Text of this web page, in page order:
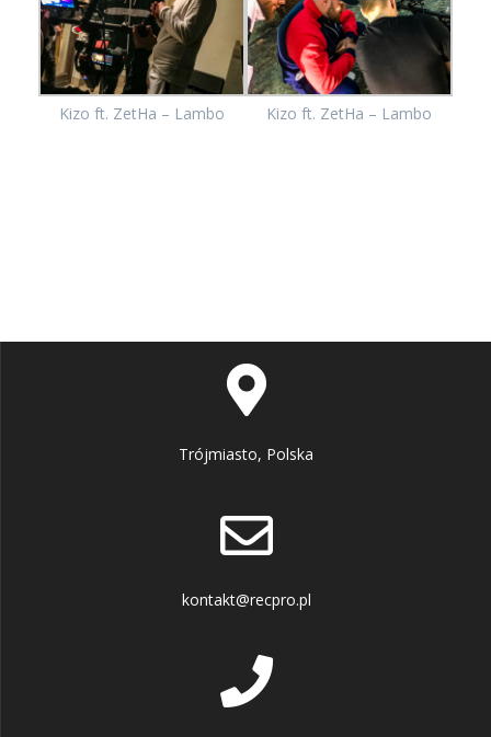
Kizo ft. ZetHa – Lambo Kizo ft. ZetHa – Lambo
Trójmiasto, Polska
kontakt@recpro.pl